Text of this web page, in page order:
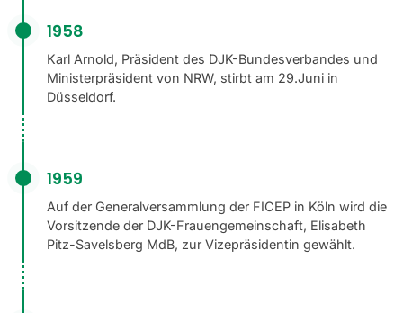
1958
Karl Arnold, Präsident des DJK-Bundesverbandes und
Ministerpräsident von NRW, stirbt am 29.Juni in
Düsseldorf.
1959
Auf der Generalversammlung der FICEP in Köln wird die
Vorsitzende der DJK-Frauengemeinschaft, Elisabeth
Pitz-Savelsberg MdB, zur Vizepräsidentin gewählt.